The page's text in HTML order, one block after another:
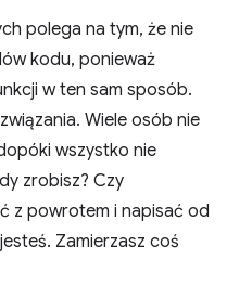
polega na tym, że nie
kodu, ponieważ
w ten sam sposób.
Wiele osób nie
wszystko nie
zrobisz? Czy
z powrotem i napisać od
Zamierzasz coś